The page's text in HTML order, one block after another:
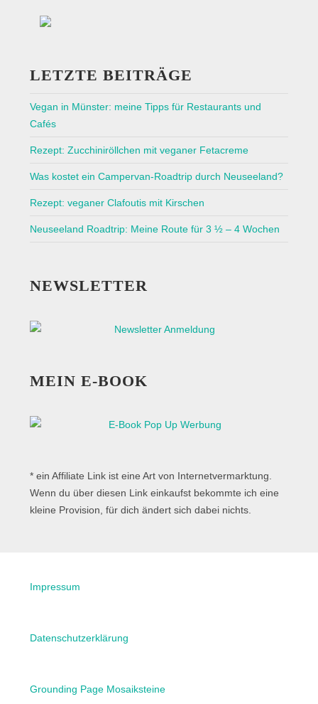
LETZTE BEITRÄGE
Vegan in Münster: meine Tipps für Restaurants und
Cafés
Rezept: Zucchiniröllchen mit veganer Fetacreme
Was kostet ein Campervan-Roadtrip durch Neuseeland?
Rezept: veganer Clafoutis mit Kirschen
Neuseeland Roadtrip: Meine Route für 3 ½ – 4 Wochen
NEWSLETTER
MEIN E-BOOK
* ein Affiliate Link ist eine Art von Internetvermarktung.
Wenn du über diesen Link einkaufst bekommte ich eine
kleine Provision, für dich ändert sich dabei nichts.
Impressum
Datenschutzerklärung
Grounding Page Mosaiksteine